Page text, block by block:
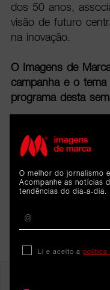
dos 50 anos,
visão de futuro
na inovação.
O Imagens de
campanha e o
programa desta
O melhor do jornalismo
Acompanhe as notícias
tendências do dia-a-dia.
Li e aceito a política